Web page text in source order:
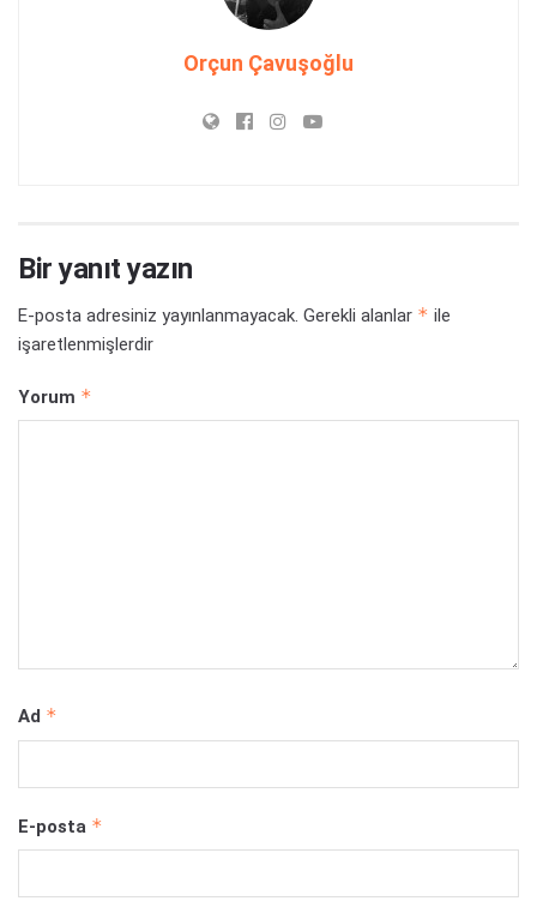
Orçun Çavuşoğlu
Bir yanıt yazın
E-posta adresiniz yayınlanmayacak. Gerekli alanlar * ile
işaretlenmişlerdir
Yorum *
Ad *
E-posta *